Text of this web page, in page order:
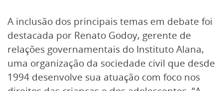
A inclusão dos principais temas em debate foi
destacada por Renato Godoy, gerente de
relações governamentais do Instituto Alana,
uma organização da sociedade civil que desde
1994 desenvolve sua atuação com foco nos